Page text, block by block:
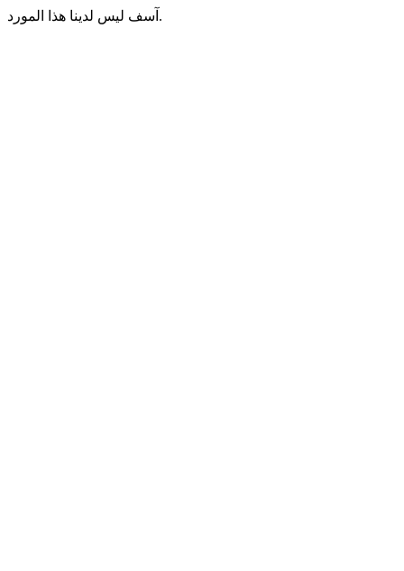
آسف ليس لدينا هذا المورد.